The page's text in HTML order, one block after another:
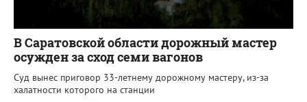
В Саратовской области дорожный мастер
осужден за сход семи вагонов
Суд вынес приговор 33-летнему дорожному мастеру, из-за
халатности которого на станции